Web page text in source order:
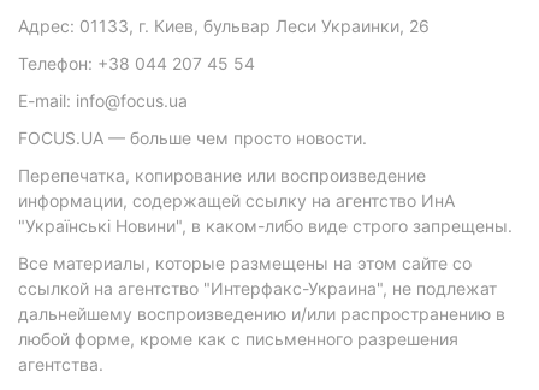
Адрес: 01133, г. Киев, бульвар Леси Украинки, 26
Телефон: +38 044 207 45 54
E-mail: info@focus.ua
FOCUS.UA — больше чем просто новости.
Перепечатка, копирование или воспроизведение
информации, содержащей ссылку на агентство ИнА
"Українські Новини", в каком-либо виде строго запрещены.
Все материалы, которые размещены на этом сайте со
ссылкой на агентство "Интерфакс-Украина", не подлежат
дальнейшему воспроизведению и/или распространению в
любой форме, кроме как с письменного разрешения
агентства.